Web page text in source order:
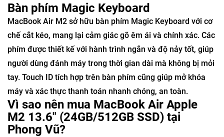
Bàn phím Magic Keyboard
MacBook Air M2 sở hữu bàn phím Magic Keyboard với cơ
chế cắt kéo, mang lại cảm giác gõ êm ái và chính xác. Các
phím được thiết kế với hành trình ngắn và độ nảy tốt, giúp
người dùng đánh máy trong thời gian dài mà không bị mỏi
tay. Touch ID tích hợp trên bàn phím cũng giúp mở khóa
máy và xác thực thanh toán nhanh chóng, an toàn.
Vì sao nên mua MacBook Air Apple
M2 13.6" (24GB/512GB SSD) tại
Phong Vũ?